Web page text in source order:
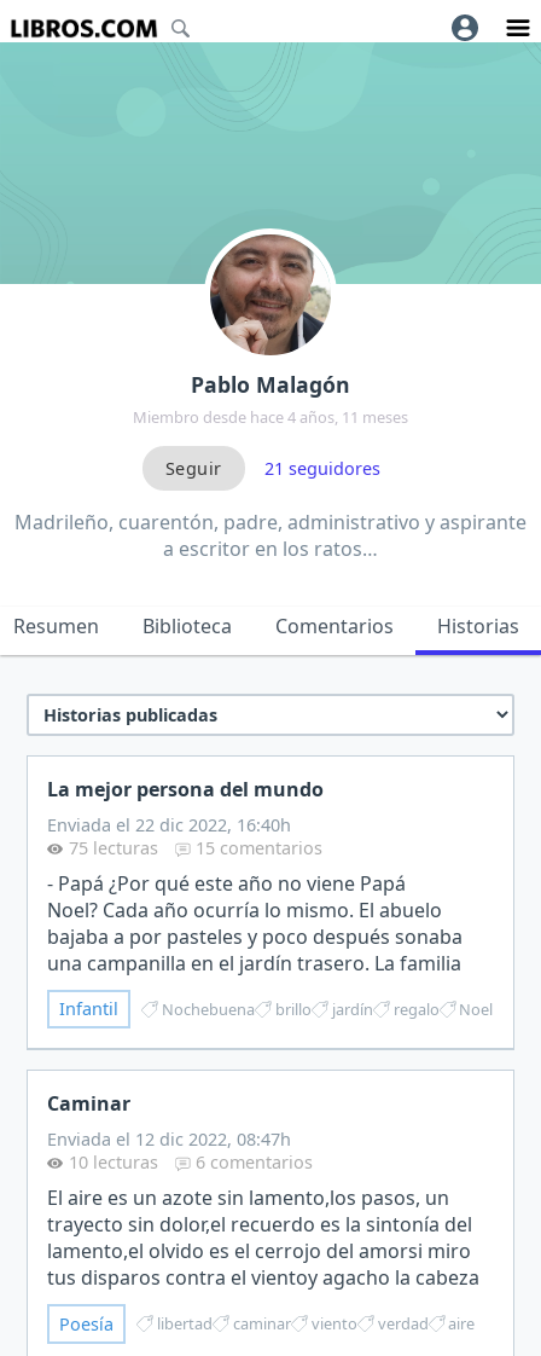
Pablo Malagón
Miembro desde hace 4 años, 11 meses
21 seguidores
Madrileño, cuarentón, padre, administrativo y aspirante
a escritor en los ratos…
Resumen Biblioteca Comentarios Historias
La mejor persona del mundo
Enviada el 22 dic 2022, 16:40h
75 lecturas
15 comentarios
- Papá ¿Por qué este año no viene Papá
Noel? Cada año ocurría lo mismo. El abuelo
bajaba a por pasteles y poco después sonaba
una campanilla en el jardín trasero. La familia
salía, loca de alegría y abrazaba a Papá Noel
como si de un miembro…
Infantil Nochebuena brillo jardín regalo Noel
Caminar
Enviada el 12 dic 2022, 08:47h
10 lecturas
6 comentarios
El aire es un azote sin lamento,los pasos, un
trayecto sin dolor,el recuerdo es la sintonía del
lamento,el olvido es el cerrojo del amorsi miro
tus disparos contra el vientoy agacho la cabeza
ante el temor.Porque nadie dibujó por tí este
mome…
Poesía libertad caminar viento verdad aire